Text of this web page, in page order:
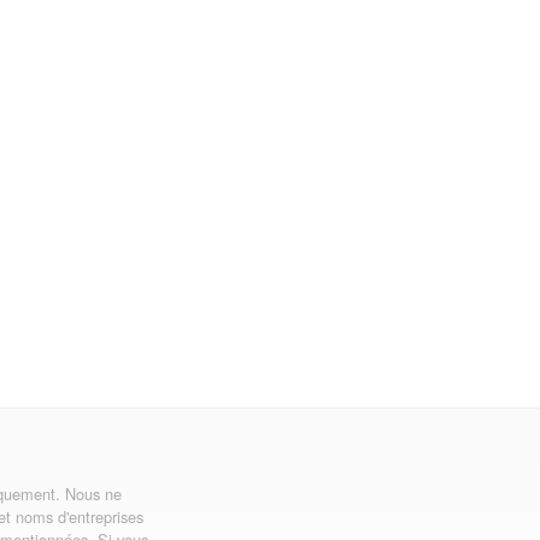
Nous ne
noms d'entreprises